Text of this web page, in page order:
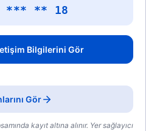
*** ** 18
Bilgilerini Gör
Gör
kayıt altına alınır. Yer sağlayıcı